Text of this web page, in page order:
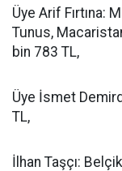
Üye Arif Fırtına:
Tunus,
bin 783 TL,
Üye İsmet
TL,
İlhan Taşçı: